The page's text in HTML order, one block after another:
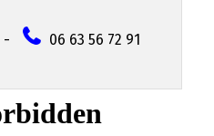
- 06 63 56 72 91